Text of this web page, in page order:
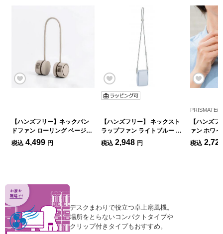
【ハンズフリー】ネックバン
ドファン ローリング ベージュ
扇風機
税込 4,499 円
【ハンズフリー】 ネックスト
ラップファン ライトブルー 扇
風機
税込 2,948 円
PRISMATE(
【ハンズ
ァン ホワ
風機
税込
デスクまわりで役立つ卓上扇風機。
場所をとらないコンパクトタイプや
クリップ付きタイプもおすすめ。